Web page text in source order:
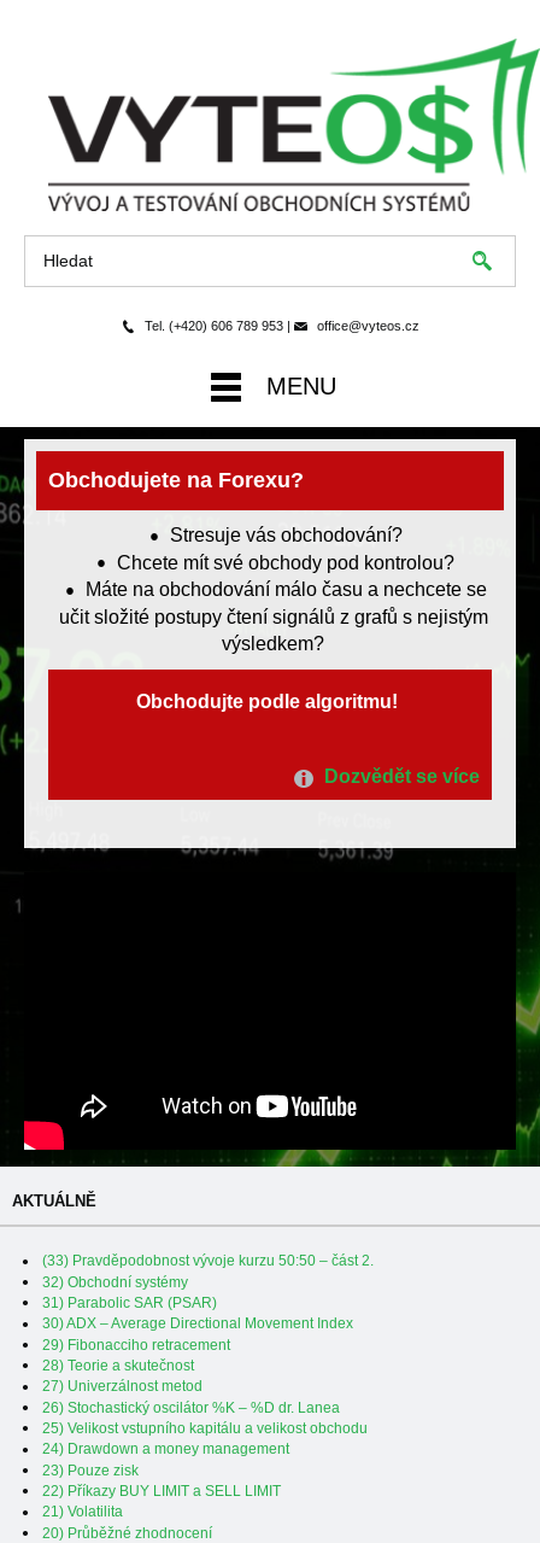
Tel. (+420) 606 789 953 | office@vyteos.cz
MENU
Obchodujete na Forexu?
Stresuje vás obchodování?
Chcete mít své obchody pod kontrolou?
Máte na obchodování málo času a nechcete se
učit složité postupy čtení signálů z grafů s nejistým
výsledkem?
Obchodujte podle algoritmu!
Dozvědět se více
AKTUÁLNĚ
(33) Pravděpodobnost vývoje kurzu 50:50 – část 2.
32) Obchodní systémy
31) Parabolic SAR (PSAR)
30) ADX – Average Directional Movement Index
29) Fibonacciho retracement
28) Teorie a skutečnost
27) Univerzálnost metod
26) Stochastický oscilátor %K – %D dr. Lanea
25) Velikost vstupního kapitálu a velikost obchodu
24) Drawdown a money management
23) Pouze zisk
22) Příkazy BUY LIMIT a SELL LIMIT
21) Volatilita
20) Průběžné zhodnocení